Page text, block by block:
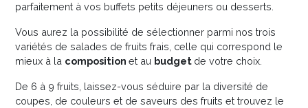
parfaitement à vos buffets petits déjeuners ou desserts.
Vous aurez la possibilité de sélectionner parmi nos trois
variétés de salades de fruits frais, celle qui correspond le
mieux à la compositionet au budget de votre choix.
De 6 à 9 fruits, laissez-vous séduire par la diversité de
coupes, de couleurs et de saveurs des fruits et trouvez le